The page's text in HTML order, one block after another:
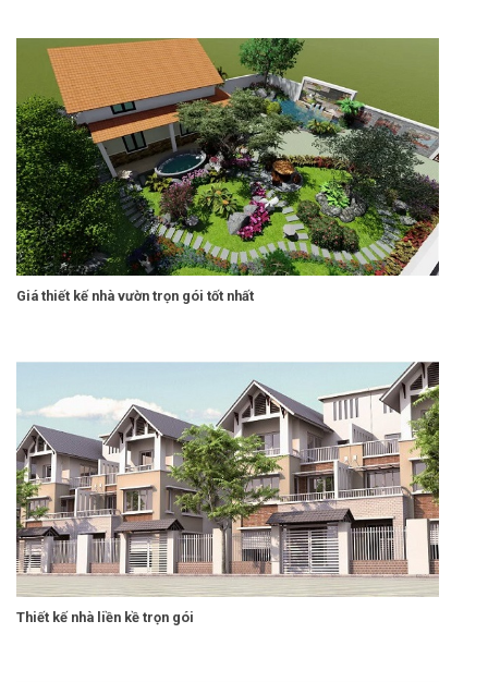
Giá thiết kế nhà vườn trọn gói tốt nhất
Thiết kế nhà liền kề trọn gói